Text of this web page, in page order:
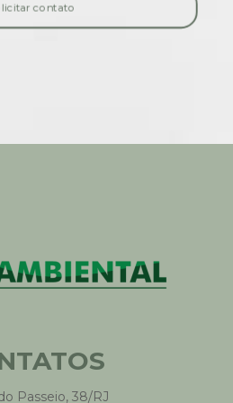
Guia Completo
Sustentáveis
Ambiental
contato
Passeio, 38/RJ